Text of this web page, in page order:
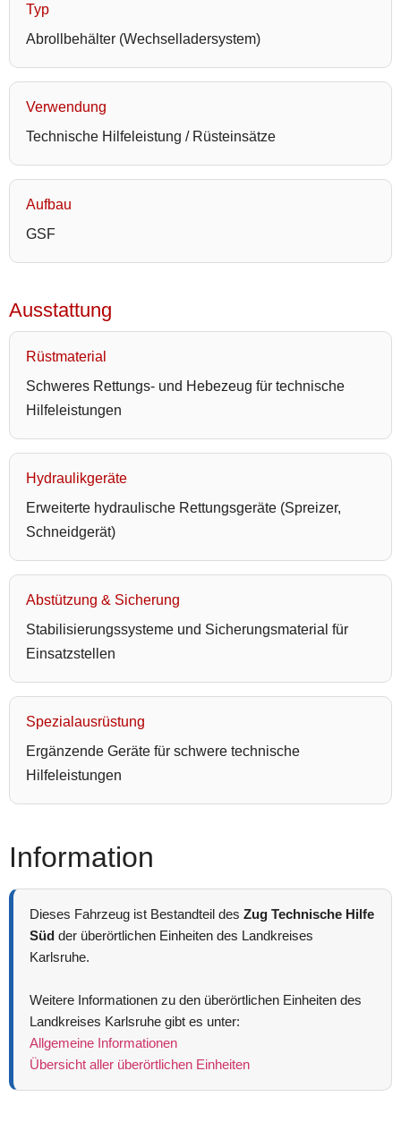
Typ
Abrollbehälter (Wechselladersystem)
Verwendung
Technische Hilfeleistung / Rüsteinsätze
Aufbau
GSF
Ausstattung
Rüstmaterial
Schweres Rettungs- und Hebezeug für technische
Hilfeleistungen
Hydraulikgeräte
Erweiterte hydraulische Rettungsgeräte (Spreizer,
Schneidgerät)
Abstützung & Sicherung
Stabilisierungssysteme und Sicherungsmaterial für
Einsatzstellen
Spezialausrüstung
Ergänzende Geräte für schwere technische
Hilfeleistungen
Information
Dieses Fahrzeug ist Bestandteil des Zug Technische Hilfe
Süd der überörtlichen Einheiten des Landkreises
Karlsruhe.
Weitere Informationen zu den überörtlichen Einheiten des
Landkreises Karlsruhe gibt es unter:
Allgemeine Informationen
Übersicht aller überörtlichen Einheiten